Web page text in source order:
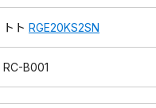
トト RGE20KS2SN
RC-B001